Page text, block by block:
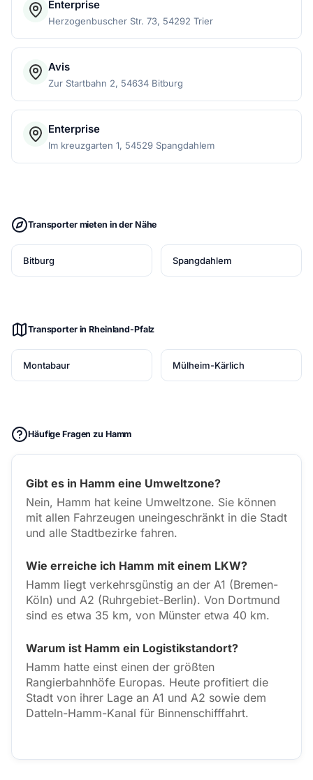
Enterprise
Herzogenbuscher Str. 73, 54292 Trier
Avis
Zur Startbahn 2, 54634 Bitburg
Enterprise
Im kreuzgarten 1, 54529 Spangdahlem
Transporter mieten in der Nähe
Bitburg Spangdahlem
Transporter in Rheinland-Pfalz
Montabaur Mülheim-Kärlich
Häufige Fragen zu Hamm
Gibt es in Hamm eine Umweltzone?
Nein, Hamm hat keine Umweltzone. Sie können
mit allen Fahrzeugen uneingeschränkt in die Stadt
und alle Stadtbezirke fahren.
Wie erreiche ich Hamm mit einem LKW?
Hamm liegt verkehrsgünstig an der A1 (Bremen-
Köln) und A2 (Ruhrgebiet-Berlin). Von Dortmund
sind es etwa 35 km, von Münster etwa 40 km.
Warum ist Hamm ein Logistikstandort?
Hamm hatte einst einen der größten
Rangierbahnhöfe Europas. Heute profitiert die
Stadt von ihrer Lage an A1 und A2 sowie dem
Datteln-Hamm-Kanal für Binnenschifffahrt.